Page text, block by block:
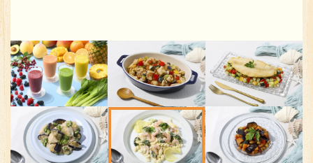
※You will be redirected to Choice Hotel International official
clicking each hotel name.